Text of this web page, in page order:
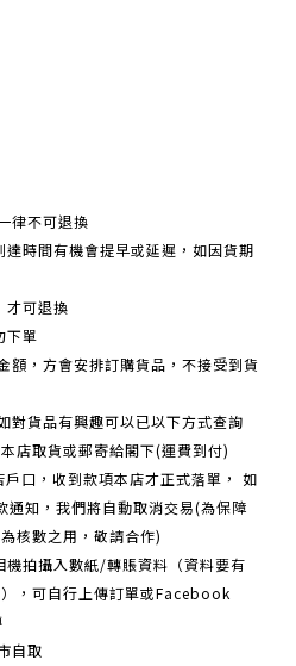
律不可退換
時間有機會提早或延遲，如因貨期
才可退換
下單
額，方會安排訂購貨品，不接受到貨
對貨品有興趣可以已以下方式查詢
店取貨或郵寄給閣下(運費到付)
戶口，收到款項本店才正式落單， 如
通知，我們將自動取消交易(為保障
核數之用，敬請合作)
機拍攝入數紙/轉賬資料（資料要有
，可自行上傳訂單或Facebook
自取